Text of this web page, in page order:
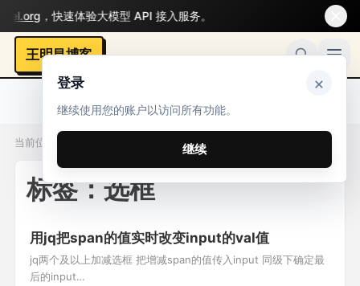
登录 ×
继续使用您的账户以访问所有功能。
继续
，快速体验大模型 API 接入服务。
王明昌博客
当前位置：标签 / 选框
标签：选框
用jq把span的值实时改变input的val值
jq两个及以上加减选框 把增减span的值传入input 同级下确定最
后的input